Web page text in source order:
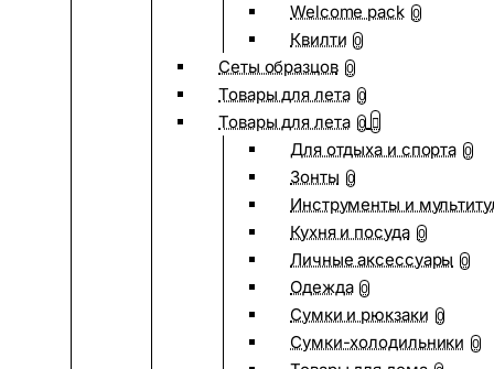
Welcome pack 0
Квилти 0
Сеты образцов 0
Товары для лета 0
Товары для лета 0
Для отдыха и спорта 0
Зонты 0
Инструменты и
Кухня и посуда 0
Личные аксессуары 0
Одежда 0
Сумки и рюкзаки 0
Сумки-холодильники 0